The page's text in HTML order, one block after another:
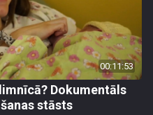
00:11:53
Dokumentāls
stāsts